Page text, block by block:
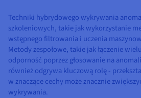
Techniki hybrydowego wykrywania
szkoleniowych, takie jak wykorzystanie
wstępnego filtrowania i uczenia
Metody zespołowe, takie jak łączenie
odporność poprzez głosowanie na
również odgrywa kluczową rolę -
w znaczące cechy może znacznie
wykrywania.